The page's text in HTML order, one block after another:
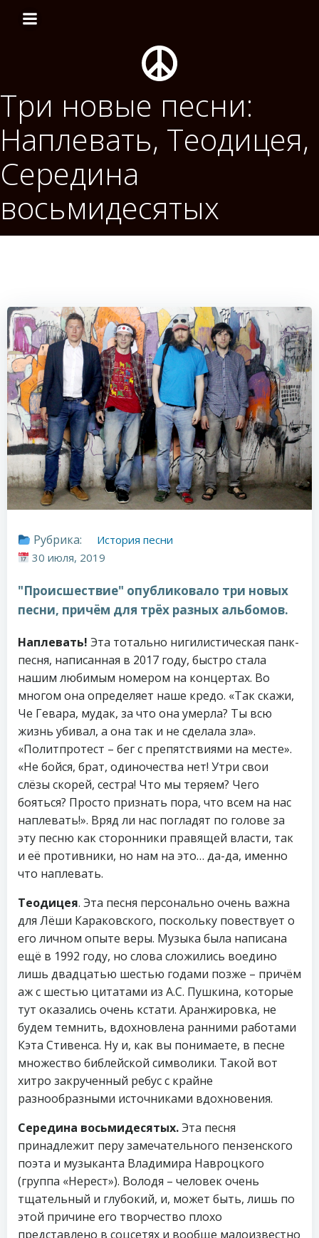
содержимому
Три новые песни:
Наплевать, Теодицея,
Середина
восьмидесятых
Рубрика:
История песни
30 июля, 2019
"Происшествие" опубликовало три новых
песни, причём для трёх разных альбомов.
Наплевать! Эта тотально нигилистическая панк-
песня, написанная в 2017 году, быстро стала
нашим любимым номером на концертах. Во
многом она определяет наше кредо. «Так скажи,
Че Гевара, мудак, за что она умерла? Ты всю
жизнь убивал, а она так и не сделала зла».
«Политпротест – бег с препятствиями на месте».
«Не бойся, брат, одиночества нет! Утри свои
слёзы скорей, сестра! Что мы теряем? Чего
бояться? Просто признать пора, что всем на нас
наплевать!». Вряд ли нас погладят по голове за
эту песню как сторонники правящей власти, так
и её противники, но нам на это… да-да, именно
что наплевать.
Теодицея. Эта песня персонально очень важна
для Лёши Караковского, поскольку повествует о
его личном опыте веры. Музыка была написана
ещё в 1992 году, но слова сложились воедино
лишь двадцатью шестью годами позже – причём
аж с шестью цитатами из А.С. Пушкина, которые
тут оказались очень кстати. Аранжировка, не
будем темнить, вдохновлена ранними работами
Кэта Стивенса. Ну и, как вы понимаете, в песне
множество библейской символики. Такой вот
хитро закрученный ребус с крайне
разнообразными источниками вдохновения.
Середина восьмидесятых.Эта песня
принадлежит перу замечательного пензенского
поэта и музыканта Владимира Навроцкого
(группа «Нерест»). Володя – человек очень
тщательный и глубокий, и, может быть, лишь по
этой причине его творчество плохо
представлено в соцсетях и вообще малоизвестно